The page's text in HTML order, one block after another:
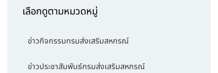
เลือกดูตามหมวดหมู่
ข่าวกิจกรรมกรมส่งเสริมสหกรณ์
ข่าวประชาสัมพันธ์กรมส่งเสริมสหกรณ์